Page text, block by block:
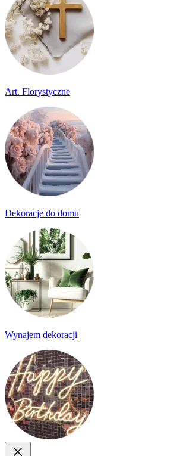
Art. Florystyczne
Dekoracje do domu
Wynajem dekoracji